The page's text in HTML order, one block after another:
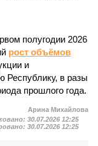
полугодии 2026
рост объёмов
и
Республику, в разы
прошлого года.
Арина Михайлова
30.07.2026 12:25
30.07.2026 12:25